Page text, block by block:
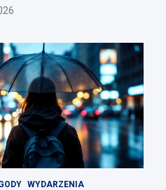
WYDARZENIA